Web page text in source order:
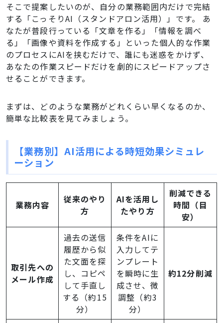
そこで提案したいのが、自分の業務範囲内だけで完結
する「こっそりAI（スタンドアロン活用）」です。 あ
なたが普段行っている「文章を作る」「情報を調べ
る」「画像や資料を作成する」といった個人的な作業
のプロセスにAIを挟むだけで、誰にも迷惑をかけず、
あなたの作業スピードだけを劇的にスピードアップさ
せることができます。
まずは、どのような業務がどれくらい早くなるのか、
簡単な比較表を見てみましょう。
【業務別】AI活用による時短効果シミュレ
ーション
業務内容
従来のやり
方
AIを活用し
たやり方
削減できる
時間（目
安）
取引先への
メール作成
過去の送信
履歴から似
た文面を探
し、コピペ
して手直し
する（約15
分）
条件をAIに
入力してテ
ンプレート
を瞬時に生
成させ、微
調整（約3
分）
約12分削減